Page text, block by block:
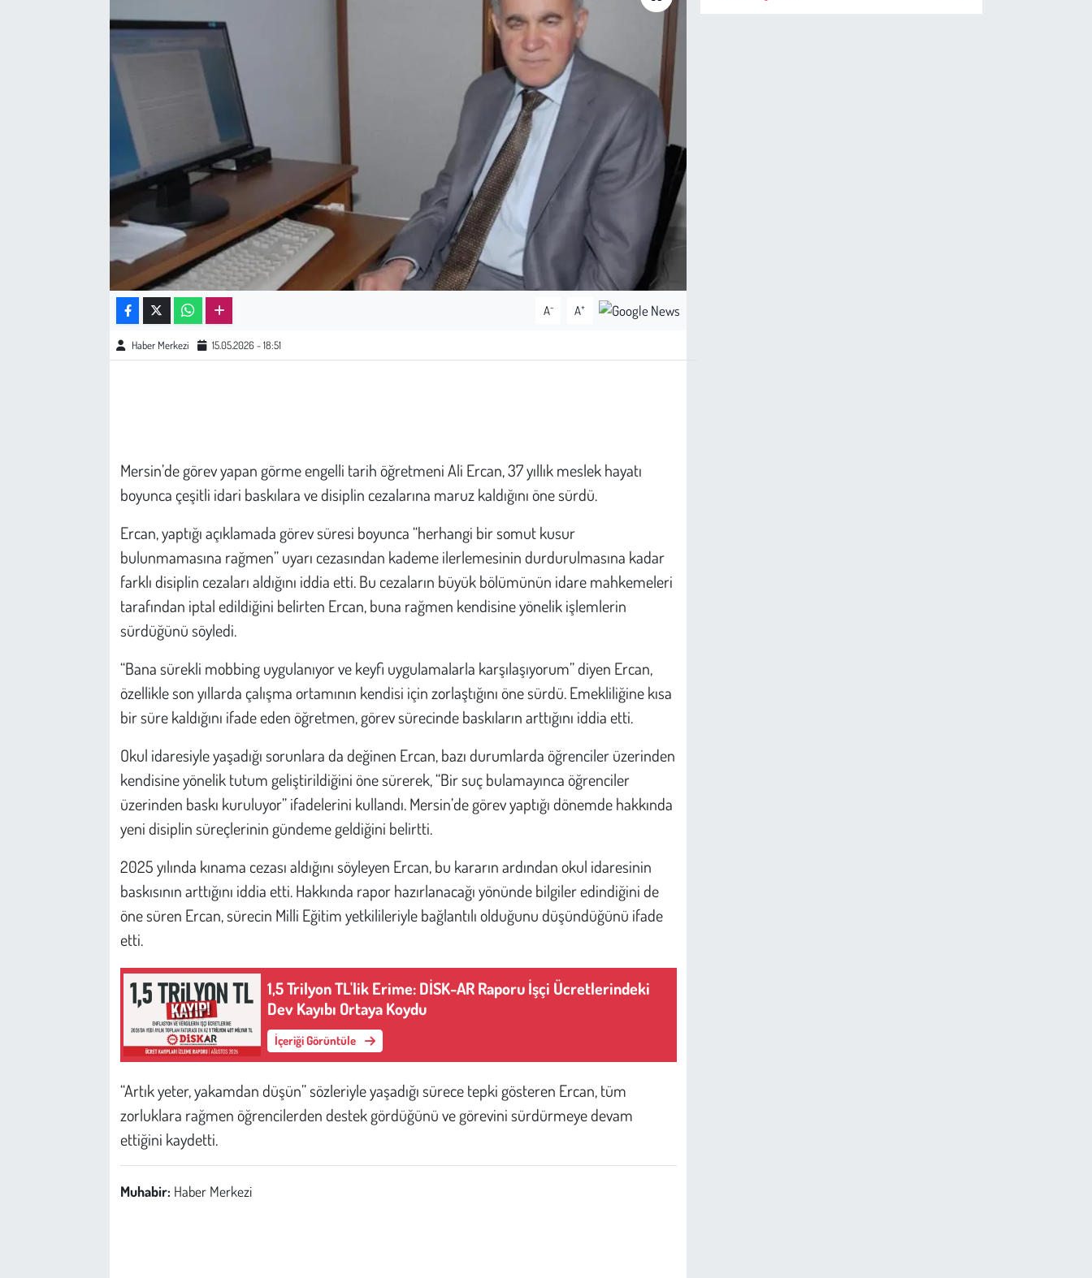
A- A+
Haber Merkezi 15.05.2026 - 18:51
Mersin’de görev yapan görme engelli tarih öğretmeni Ali Ercan, 37 yıllık meslek hayatı
boyunca çeşitli idari baskılara ve disiplin cezalarına maruz kaldığını öne sürdü.
Ercan, yaptığı açıklamada görev süresi boyunca “herhangi bir somut kusur
bulunmamasına rağmen” uyarı cezasından kademe ilerlemesinin durdurulmasına kadar
farklı disiplin cezaları aldığını iddia etti. Bu cezaların büyük bölümünün idare mahkemeleri
tarafından iptal edildiğini belirten Ercan, buna rağmen kendisine yönelik işlemlerin
sürdüğünü söyledi.
“Bana sürekli mobbing uygulanıyor ve keyfi uygulamalarla karşılaşıyorum” diyen Ercan,
özellikle son yıllarda çalışma ortamının kendisi için zorlaştığını öne sürdü. Emekliliğine kısa
bir süre kaldığını ifade eden öğretmen, görev sürecinde baskıların arttığını iddia etti.
Okul idaresiyle yaşadığı sorunlara da değinen Ercan, bazı durumlarda öğrenciler üzerinden
kendisine yönelik tutum geliştirildiğini öne sürerek, “Bir suç bulamayınca öğrenciler
üzerinden baskı kuruluyor” ifadelerini kullandı. Mersin’de görev yaptığı dönemde hakkında
yeni disiplin süreçlerinin gündeme geldiğini belirtti.
2025 yılında kınama cezası aldığını söyleyen Ercan, bu kararın ardından okul idaresinin
baskısının arttığını iddia etti. Hakkında rapor hazırlanacağı yönünde bilgiler edindiğini de
öne süren Ercan, sürecin Milli Eğitim yetkilileriyle bağlantılı olduğunu düşündüğünü ifade
etti.
1,5 Trilyon TL'lik Erime: DİSK-AR Raporu İşçi Ücretlerindeki
Dev Kayıbı Ortaya Koydu
İçeriği Görüntüle
“Artık yeter, yakamdan düşün” sözleriyle yaşadığı sürece tepki gösteren Ercan, tüm
zorluklara rağmen öğrencilerden destek gördüğünü ve görevini sürdürmeye devam
ettiğini kaydetti.
Muhabir: Haber Merkezi
Hayvan Hakları
Günün İçinden